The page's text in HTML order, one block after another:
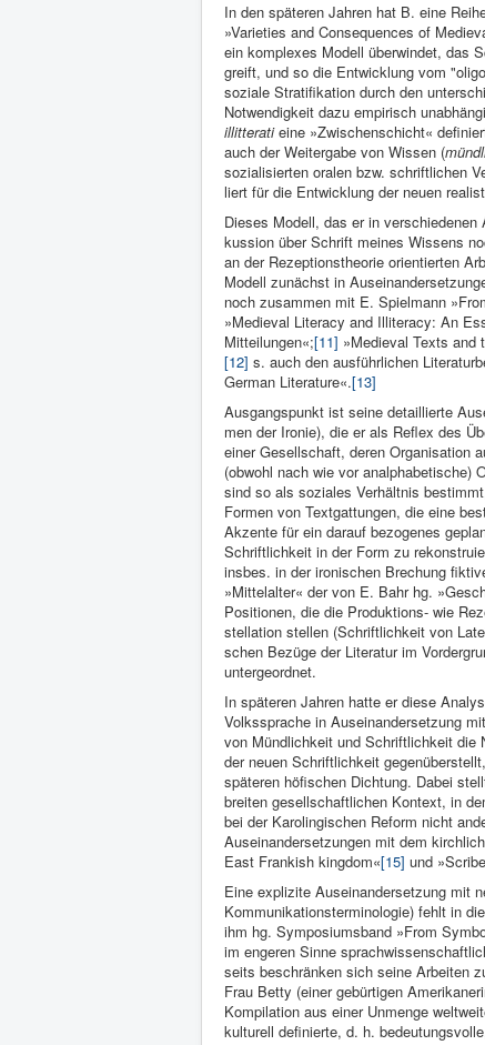
In den späteren Jahren hat B. eine
»Varieties and Con­sequences of
ein komplexes Modell überwin­det, das
greift, und so die Entwicklung vom
soziale Strati­fikation durch den
Notwendigkeit dazu empirisch
illitteratieine »Zwischenschicht«
auch der Weiter­gabe von Wissen (
soziali­sierten ora­len bzw. schrift­lichen
liert für die Entwick­lung der neuen
Dieses Modell, das er in
kussion über Schrift mei­nes Wissens
an der Rezep­tionstheorie orientierten
Modell zunächst in
noch zu­sammen mit E. Spielmann
»Medieval Lite­racy and Illiteracy: An
Mitteilun­gen«;[11] »Medieval Texts and
[12] s. auch den aus­führlichen
German Literature«.[13]
Ausgangspunkt ist seine detaillierte
men der Iro­nie), die er als Reflex des
einer Ge­sellschaft, deren Or­ganisation
(obwohl nach wie vor analphabeti­sche)
sind so als soziales Verhältnis
Formen von Textgattungen, die eine
Akzente für ein darauf bezo­genes
Schriftlichkeit in der Form zu
ins­bes. in der ironischen Brechung
»Mittelalter« der von E. Bahr hg.
Posi­tionen, die die Produktions- wie
stellation stellen (Schriftlichkeit von
schen Bezüge der Literatur im
untergeord­net.
In späteren Jahren hatte er diese
Volkssprache in Auseinandersetzung
von Mündlichkeit und Schriftlichkeit die
der neuen Schriftlichkeit
späteren höfischen Dichtung. Dabei
breiten gesellschaftlichen Kontext, in
bei der Karolingischen Reform nicht
Auseinandersetzungen mit dem
East Frankish kingdom«[15] und
Eine explizite Auseinandersetzung mit
Kom­munikationsterminologie) fehlt in
ihm hg. Symposi­umsband »From
im engeren Sinne
seits beschrän­ken sich seine Arbeiten
Frau Betty (einer gebürtigen
Kompilation aus ei­ner Unmenge
kul­turell definierte, d. h.